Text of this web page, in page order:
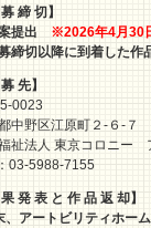
募 締 切】
提出 ※2026年4月30
締切以降に到着した作
先】
0023
中野区江原町２-６-７
祉法人 東京コロニー
03-5988-7155
果 発 表 と 作 品 返 却】
、アートビリティホー